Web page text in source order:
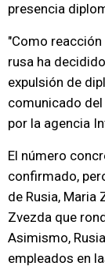
presencia
"Como
rusa ha
expulsión de
comunicado
por la agencia
El número
confirmado,
de Rusia, Maria
Zvezda que
Asimismo,
empleados en